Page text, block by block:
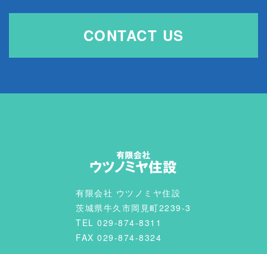
CONTACT US
有限会社 ウツノミヤ住設
茨城県牛久市岡見町2239-3
TEL 029-874-8311
FAX 029-874-8324